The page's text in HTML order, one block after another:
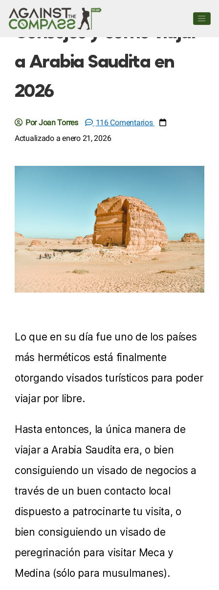
Consejos y cómo viajar
a Arabia Saudita en
2026
Por Joan Torres
116 Comentarios
Actualizado a enero 21, 2026
Lo que en su día fue uno de los países
más herméticos está finalmente
otorgando visados turísticos para poder
viajar por libre.
Hasta entonces, la única manera de
viajar a Arabia Saudita era, o bien
consiguiendo un visado de negocios a
través de un buen contacto local
dispuesto a patrocinarte tu visita, o
bien consiguiendo un visado de
peregrinación para visitar Meca y
Medina (sólo para musulmanes).